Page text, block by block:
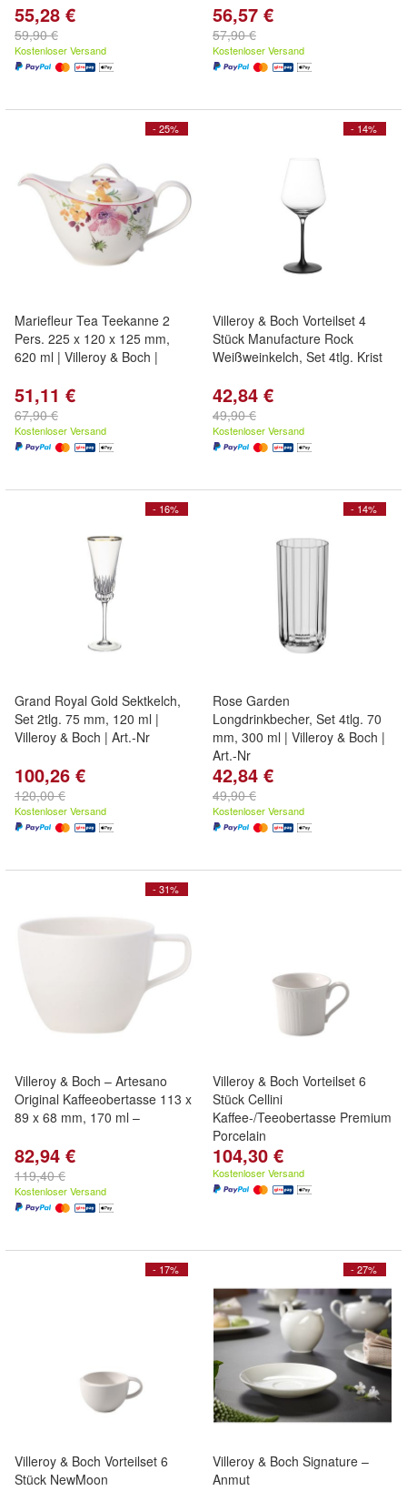
55,28 €
59,90 €
Kostenloser Versand
56,57 €
57,90 €
Kostenloser Versand
- 25%
Mariefleur Tea Teekanne 2
Pers. 225 x 120 x 125 mm,
620 ml | Villeroy & Boch |
51,11 €
67,90 €
Kostenloser Versand
- 14%
Villeroy & Boch Vorteilset 4
Stück Manufacture Rock
Weißweinkelch, Set 4tlg. Krist
42,84 €
49,90 €
Kostenloser Versand
- 16%
Grand Royal Gold Sektkelch,
Set 2tlg. 75 mm, 120 ml |
Villeroy & Boch | Art.-Nr
100,26 €
120,00 €
Kostenloser Versand
- 14%
Rose Garden
Longdrinkbecher, Set 4tlg. 70
mm, 300 ml | Villeroy & Boch |
Art.-Nr
42,84 €
49,90 €
Kostenloser Versand
- 31%
Villeroy & Boch – Artesano
Original Kaffeeobertasse 113 x
89 x 68 mm, 170 ml –
82,94 €
119,40 €
Kostenloser Versand
Villeroy & Boch Vorteilset 6
Stück Cellini
Kaffee-/Teeobertasse Premium
Porcelain
104,30 €
Kostenloser Versand
- 17%
Villeroy & Boch Vorteilset 6
Stück NewMoon
- 27%
Villeroy & Boch Signature –
Anmut